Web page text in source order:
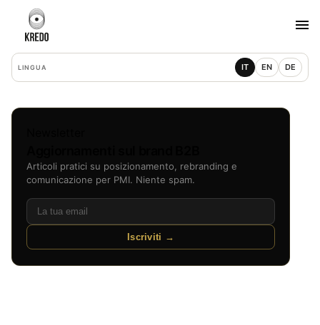
LINGUA IT EN DE
Articoli pratici su posizionamento, rebranding e
comunicazione per PMI. Niente spam.
Iscriviti →